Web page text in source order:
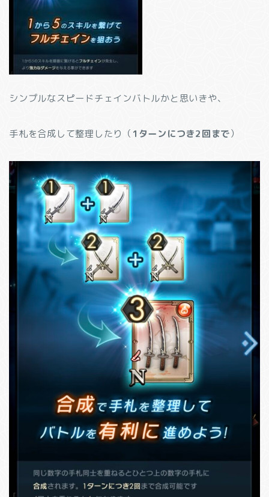
シンプルなスピードチェインバトルかと思いきや、
手札を合成して整理したり（ 1ターンにつき2回まで）